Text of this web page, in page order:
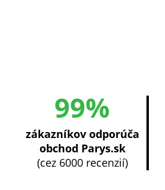
99%
zákazníkov odporúča
obchod Parys.sk
(cez 6000 recenzií)